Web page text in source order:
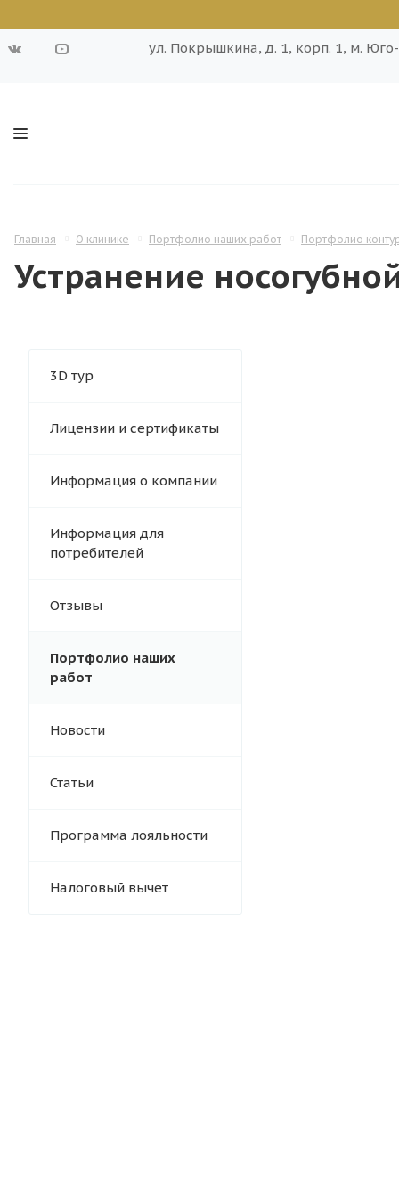
ул. Покрышкина, д. 1, корп. 1, м.
Главная О клинике Портфолио наших работ Портфолио
Устранение
3D тур
Лицензии и сертификаты
Информация о компании
Информация для
потребителей
Отзывы
Портфолио наших
работ
Новости
Статьи
Программа лояльности
Налоговый вычет